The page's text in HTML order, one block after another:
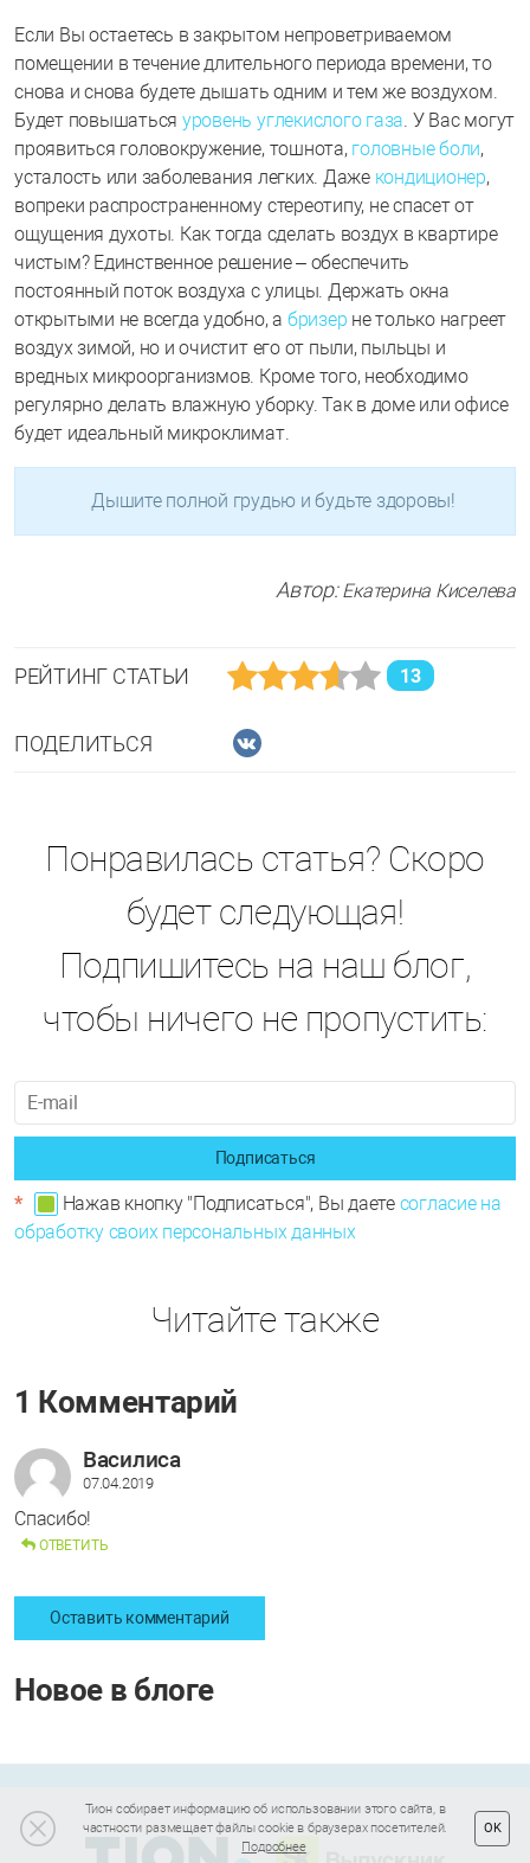
Если Вы остаетесь в закрытом непроветриваемом
помещении в течение длительного периода времени, то
снова и снова будете дышать одним и тем же воздухом.
Будет повышаться уровень углекислого газа. У Вас могут
проявиться головокружение, тошнота, головные боли,
усталость или заболевания легких. Даже кондиционер,
вопреки распространенному стереотипу, не спасет от
ощущения духоты. Как тогда сделать воздух в квартире
чистым? Единственное решение – обеспечить
постоянный поток воздуха с улицы. Держать окна
открытыми не всегда удобно, а бризер не только нагреет
воздух зимой, но и очистит его от пыли, пыльцы и
вредных микроорганизмов. Кроме того, необходимо
регулярно делать влажную уборку. Так в доме или офисе
будет идеальный микроклимат.
Дышите полной грудью и будьте здоровы!
Автор:Екатерина Киселева
РЕЙТИНГ СТАТЬИ 13
ПОДЕЛИТЬСЯ
Понравилась статья? Скоро
будет следующая!
Подпишитесь на наш блог,
чтобы ничего не пропустить:
Подписаться
* Нажав кнопку "Подписаться", Вы даете согласие на
обработку своих персональных данных
Читайте также
1 Комментарий
Василиса
07.04.2019
Спасибо!
ОТВЕТИТЬ
Оставить комментарий
Новое в блоге
Тион собирает информацию об использовании этого сайта, в
частности размещает файлы cookie в браузерах посетителей.
Подробнее
OK